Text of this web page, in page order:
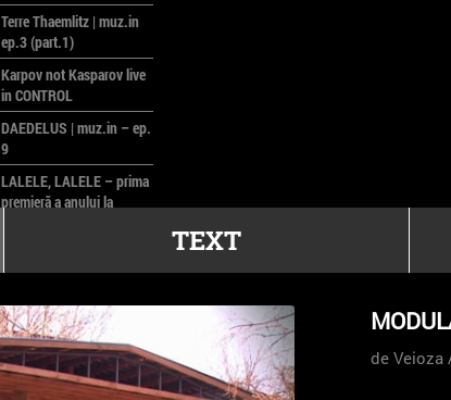
Terre Thaemlitz | muz.in
ep.3 (part.1)
Karpov not Kasparov live
in CONTROL
DAEDELUS | muz.in – ep.
9
LALELE, LALELE – prima
premieră a anului la
poloneze la București
PEOPLE OF ROMANIA se
lansează la galeria Simeza
All Stars For
Outernational
TEXT
de Veioza